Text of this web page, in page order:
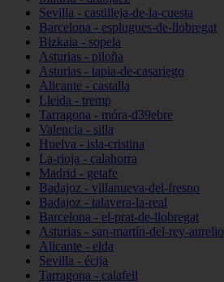
Sevilla - castilleja-de-la-cuesta
Barcelona - esplugues-de-llobregat
Bizkaia - sopela
Asturias - piloña
Asturias - tapia-de-casariego
Alicante - castalla
Lleida - tremp
Tarragona - móra-d39ebre
Valencia - silla
Huelva - isla-cristina
La-rioja - calahorra
Madrid - getafe
Badajoz - villanueva-del-fresno
Badajoz - talavera-la-real
Barcelona - el-prat-de-llobregat
Asturias - san-martín-del-rey-aurelio
Alicante - elda
Sevilla - écija
Tarragona - calafell